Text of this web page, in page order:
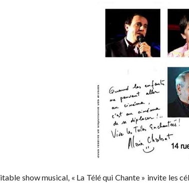
show musical, « La Télé qui Chante » invite les